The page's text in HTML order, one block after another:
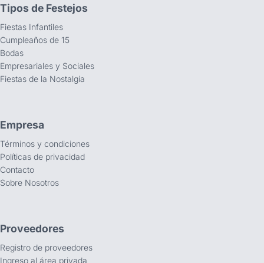
Tipos de Festejos
Fiestas Infantiles
Cumpleaños de 15
Bodas
Empresariales y Sociales
Fiestas de la Nostalgia
Empresa
Términos y condiciones
Políticas de privacidad
Contacto
Sobre Nosotros
Proveedores
Registro de proveedores
Ingreso al área privada